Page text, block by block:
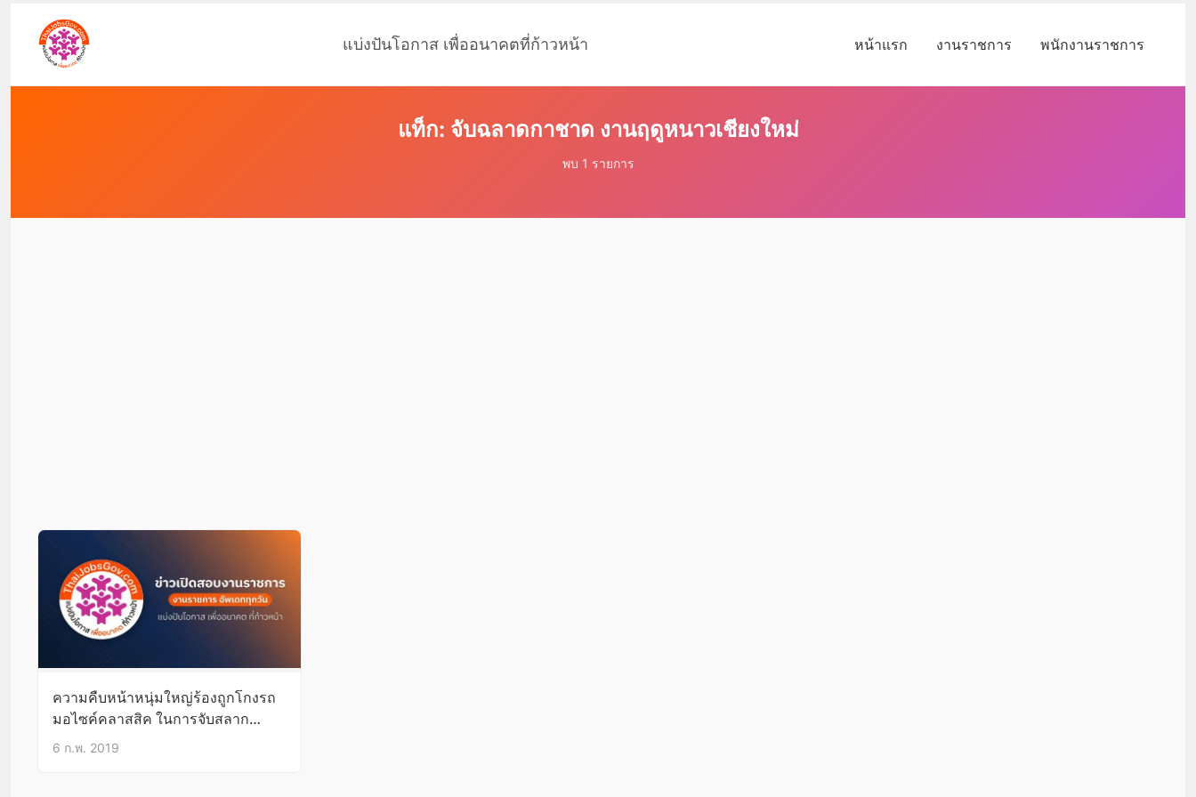
แบ่งปันโอกาส เพื่ออนาคตที่ก้าวหน้า หน้าแรก งานราชการ พนักงานราชการ
แท็ก: จับฉลาดกาชาด งานฤดูหนาวเชียงใหม่
พบ 1 รายการ
ความคืบหน้าหนุ่มใหญ่ร้องถูกโกงรถ
มอไซค์คลาสสิค ในการจับสลาก
รางวัลกาชาดเชียงใหม่ จนท.ผิดพลาด
6 ก.พ. 2019